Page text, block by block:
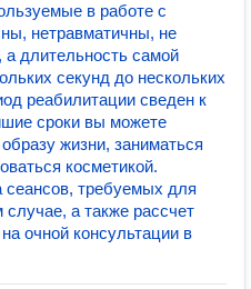
в работе с
нетравматичны, не
длительность самой
секунд до нескольких
реабилитации сведен к
сроки вы можете
жизни, заниматься
косметикой.
сеансов, требуемых для
а также рассчет
очной консультации в